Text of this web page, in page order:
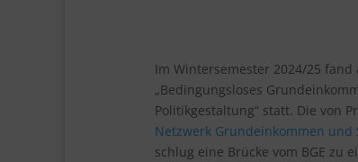
Im Wintersemester 2024/25
„Bedingungsloses
Politikgestaltung“ statt. Die von
Netzwerk Grundeinkommen und
schlug eine Brücke vom BGE zu